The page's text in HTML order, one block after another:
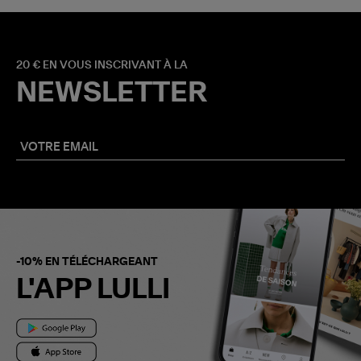
20 € EN VOUS INSCRIVANT À LA
NEWSLETTER
-10% EN TÉLÉCHARGEANT
L'APP LULLI